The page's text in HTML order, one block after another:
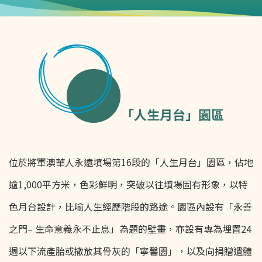
「人生月台」園區
位於將軍澳華人永遠墳場第16段的「人生月台」園區，佔地
逾1,000平方米，色彩鮮明，突破以往墳場固有形象，以特
色月台設計，比喻人生經歷階段的路途。園區內設有「永善
之門– 生命意義永不止息」為題的壁畫，亦設有專為埋置24
週以下流產胎或撒放其骨灰的「寧馨園」，以及向捐贈遺體